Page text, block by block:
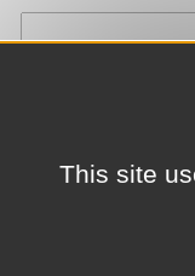
This site